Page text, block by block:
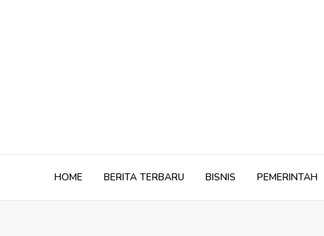
HOME BERITA TERBARU BISNIS PEMERINTAH